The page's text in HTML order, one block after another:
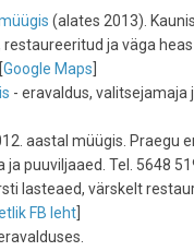
(alates 2013).
ja väga
Google Maps
- eravaldus, valitsejamaja
aastal müügis. Praegu
ja puuviljaaed. Tel. 5648
lasteaed, värskelt
FB leht